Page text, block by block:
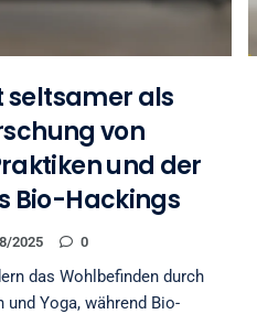
seltsamer als
von
und der
Bio-Hackings
2025 0
das Wohlbefinden durch
Yoga, während Bio-